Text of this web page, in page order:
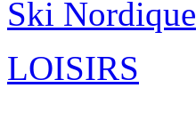
Ski Nordique
LOISIRS